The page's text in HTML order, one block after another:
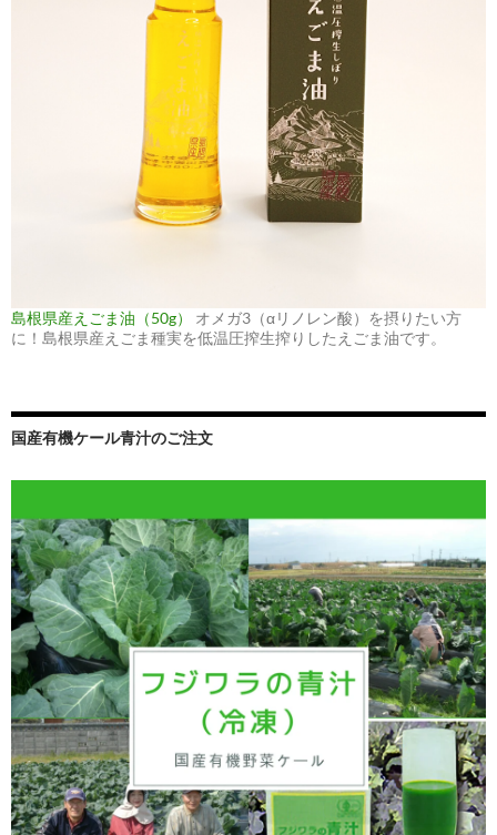
島根県産えごま油（50g）
オメガ3（αリノレン酸）を摂りたい方
に！島根県産えごま種実を低温圧搾生搾りしたえごま油です。
国産有機ケール青汁のご注文